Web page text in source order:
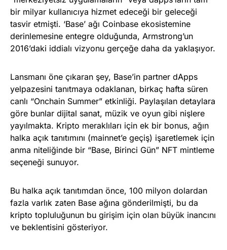
bir milyar kullanıcıya hizmet edeceği bir geleceği
tasvir etmişti. ‘Base’ ağı Coinbase ekosistemine
derinlemesine entegre olduğunda, Armstrong’un
2016’daki iddialı vizyonu gerçeğe daha da yaklaşıyor.
Lansmanı öne çıkaran şey, Base’in partner dApps
yelpazesini tanıtmaya odaklanan, birkaç hafta süren
canlı “Onchain Summer” etkinliği. Paylaşılan detaylara
göre bunlar dijital sanat, müzik ve oyun gibi nişlere
yayılmakta. Kripto meraklıları için ek bir bonus, ağın
halka açık tanıtımını (mainnet’e geçiş) işaretlemek için
anma niteliğinde bir “Base, Birinci Gün” NFT mintleme
seçeneği sunuyor.
Bu halka açık tanıtımdan önce, 100 milyon dolardan
fazla varlık zaten Base ağına gönderilmişti, bu da
kripto topluluğunun bu girişim için olan büyük inancını
ve beklentisini gösteriyor.